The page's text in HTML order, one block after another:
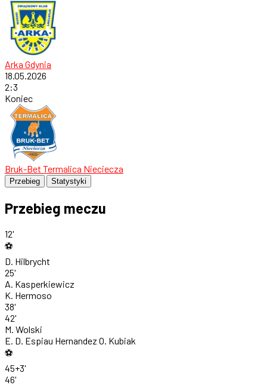
Arka Gdynia
18.05.2026
2:3
Koniec
Bruk-Bet Termalica Nieciecza
Przebieg Statystyki
Przebieg meczu
12'
⚽
D. Hilbrycht
25'
A. Kasperkiewicz
K. Hermoso
38'
42'
M. Wolski
E. D. Espiau Hernandez O. Kubiak
⚽
45+3'
46'